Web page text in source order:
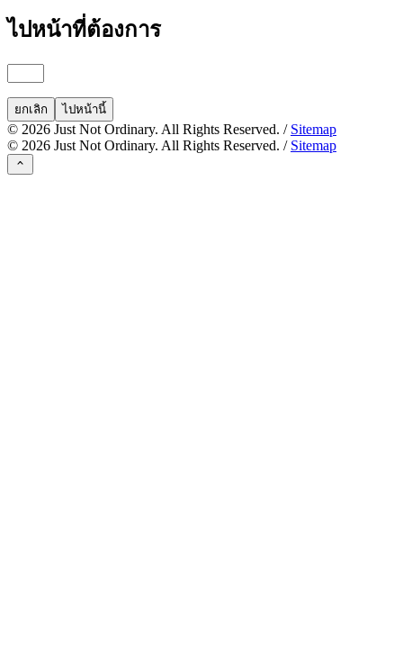
ไปหน้าที่ต้องการ
ยกเลิก ไปหน้านี้
© 2026 Just Not Ordinary. All Rights Reserved. / Sitemap
© 2026 Just Not Ordinary. All Rights Reserved. / Sitemap